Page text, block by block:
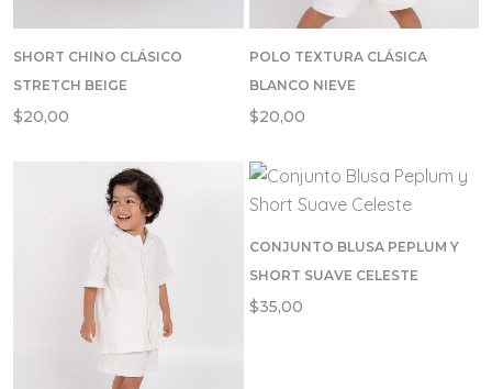
SHORT CHINO CLÁSICO
STRETCH BEIGE
$20,00
POLO TEXTURA CLÁSICA
BLANCO NIEVE
$20,00
CONJUNTO BLUSA PEPLUM Y
SHORT SUAVE CELESTE
$35,00